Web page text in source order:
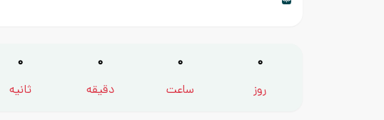
0
روز
0
ساعت
0
دقیقه
0
ثانیه